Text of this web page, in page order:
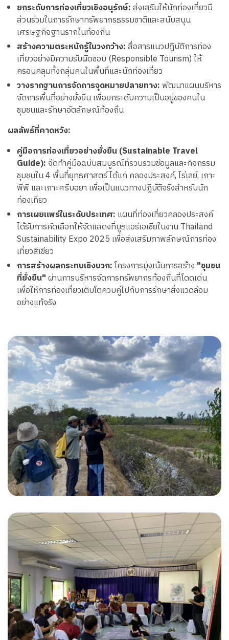
ยกระดับการท่องเที่ยวเชิงอนุรักษ์:ส่งเสริมให้นักท่องเที่ยวมี
ส่วนร่วมในการรักษาทรัพยากรธรรมชาติและสนับสนุน
เศรษฐกิจฐานรากในท้องถิ่น
สร้างความตระหนักรู้ในวงกว้าง:สื่อสารแนวปฏิบัติการท่อง
เที่ยวอย่างมีความรับผิดชอบ (Responsible Tourism) ให้
ครอบคลุมทั้งกลุ่มคนในพื้นที่และนักท่องเที่ยว
วางรากฐานการจัดการจุดหมายปลายทาง: พัฒนาแผนบริหาร
จัดการพื้นที่อย่างยั่งยืน เพื่อยกระดับความเป็นอยู่ของคนใน
ชุมชนและรักษาอัตลักษณ์ท้องถิ่น
ผลลัพธ์ที่คาดหวัง:
คู่มือการท่องเที่ยวอย่างยั่งยืน (Sustainable Travel
Guide):จัดทำคู่มือฉบับสมบูรณ์ที่รวบรวมข้อมูลและกิจกรรม
ชุมชนใน 4 พื้นที่ยุทธศาสตร์ ได้แก่ คลองประสงค์, ไร่เลย์, เกาะ
พีพี และเกาะศรีบอยา เพื่อเป็นแนวทางปฏิบัติจริงสำหรับนัก
ท่องเที่ยว
การเผยแพร่ในระดับประเทศ: แผนที่ท่องเที่ยวคลองประสงค์
ได้รับการคัดเลือกให้จัดแสดงที่บูธแอร์เอเชียในงาน Thailand
Sustainability Expo 2025 เพื่อส่งเสริมภาพลักษณ์การท่อง
เที่ยวสีเขียว
การสร้างผลกระทบเชิงบวก:โครงการมุ่งเน้นการสร้าง "ชุมชน
ที่ยั่งยืน"ผ่านการบริหารจัดการทรัพยากรท้องถิ่นที่โดดเด่น
เพื่อให้การท่องเที่ยวเติบโตควบคู่ไปกับการรักษาสิ่งแวดล้อม
อย่างแท้จริง